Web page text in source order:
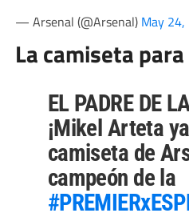
— Arsenal (@Arsenal) May
La camiseta
EL PADRE DE
¡Mikel Arteta
camiseta de
campeón de la